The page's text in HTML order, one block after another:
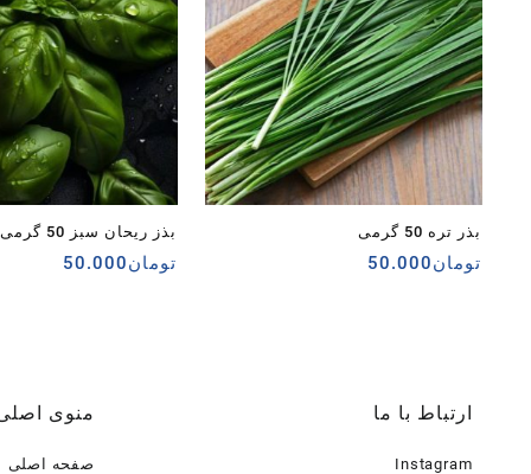
بذز ریحان سبز 50 گرمی
تومان50.000
بذر تره 50 گرمی
تومان50.000
ارتباط با ما
Instagram
منوی
صفحه اصلی